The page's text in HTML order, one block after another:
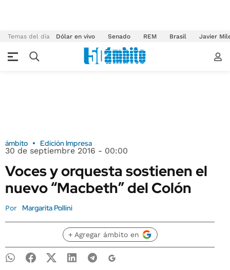
Temas del día Dólar en vivo Senado REM Brasil Javier
ámbito Edición Impresa
30 de septiembre 2016 - 00:00
Voces y orquesta sostienen el
nuevo “Macbeth” del Colón
Por Margarita Pollini
+ Agregar ámbito en